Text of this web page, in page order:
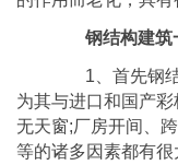
钢结构建筑
1、首先钢结
为其与进口和国产
无天窗;厂房开间、
等的诸多因素都有